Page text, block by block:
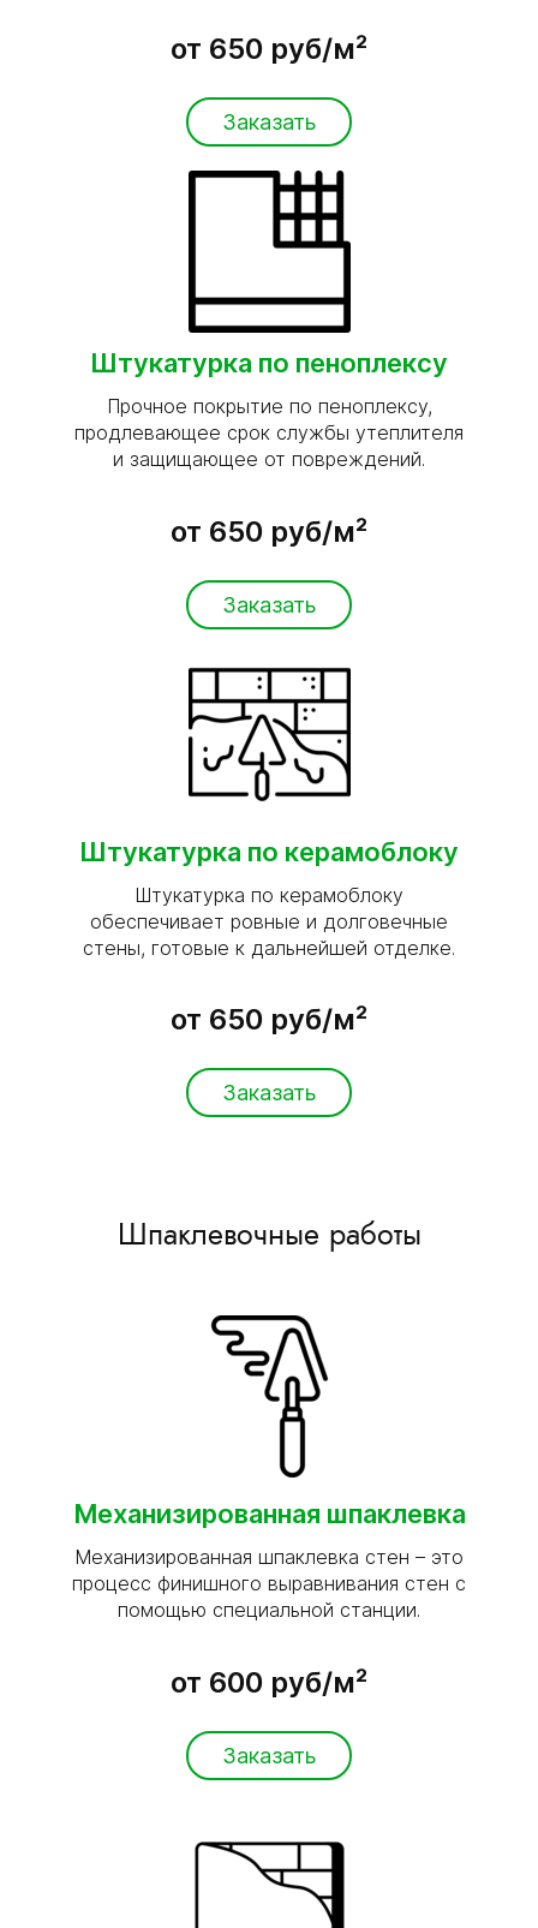
от 650 руб/м²
Заказать
Штукатурка по пеноплексу
Прочное покрытие по пеноплексу,
продлевающее срок службы утеплителя
и защищающее от повреждений.
от 650 руб/м²
Заказать
Штукатурка по керамоблоку
Штукатурка по керамоблоку
обеспечивает ровные и долговечные
стены, готовые к дальнейшей отделке.
от 650 руб/м²
Заказать
Шпаклевочные работы
Механизированная шпаклевка
Механизированная шпаклевка стен – это
процесс финишного выравнивания стен с
помощью специальной станции.
от 600 руб/м²
Заказать